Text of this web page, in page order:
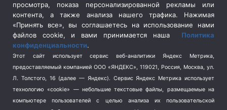
Социальная политика
(3)
Спецоперация в Украине
Спецоперация на Украине
(404)
Спорт (740)
Терроризм (1)
Транспорт (262)
Туризм (178)
просмотра, показа персонализированной рекламы или
контента, а также анализа нашего трафика. Нажимая
«Принять все», вы соглашаетесь на использование нами
файлов cookie, и вами принимается наша Политика
конфиденциальности.
Этот сайт использует сервис веб-аналитики Яндекс Метрика,
предоставляемый компанией ООО «ЯНДЕКС», 119021, Россия, Москва, ул.
Л. Толстого, 16 (далее — Яндекс). Сервис Яндекс Метрика использует
технологию «cookie» — небольшие текстовые файлы, размещаемые на
компьютере пользователей с целью анализа их пользовательской